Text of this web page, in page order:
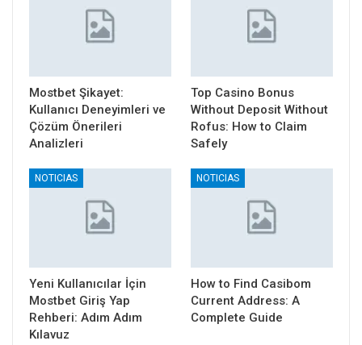
Mostbet Şikayet:
Kullanıcı Deneyimleri ve
Çözüm Önerileri
Analizleri
Top Casino Bonus
Without Deposit Without
Rofus: How to Claim
Safely
NOTICIAS
Yeni Kullanıcılar İçin
Mostbet Giriş Yap
Rehberi: Adım Adım
Kılavuz
NOTICIAS
How to Find Casibom
Current Address: A
Complete Guide